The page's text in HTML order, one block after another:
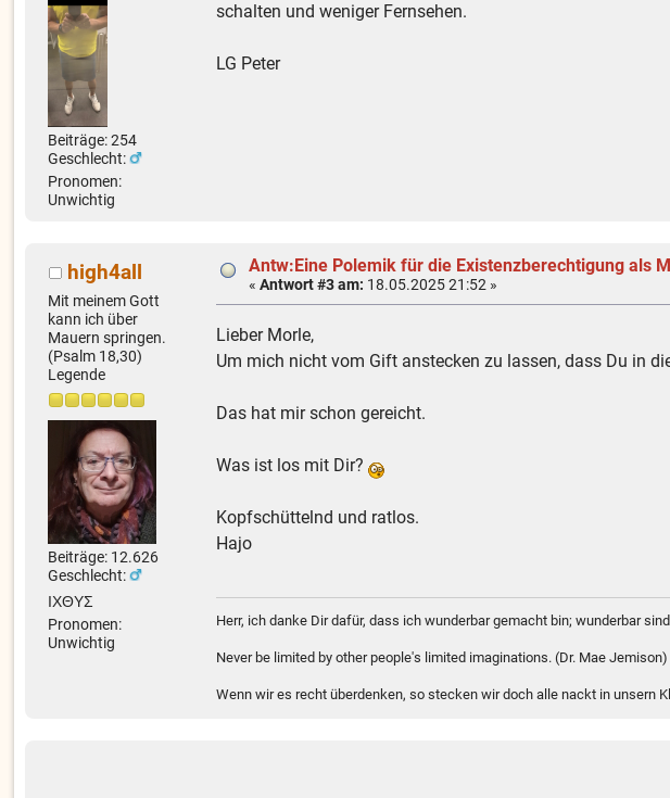
Beiträge: 254
Geschlecht:
Pronomen:
Unwichtig
schalten und weniger Fernsehen.
LG Peter
high4all
Mit meinem Gott
kann ich über
Mauern springen.
(Psalm 18,30)
Legende
Beiträge: 12.626
Geschlecht:
ΙΧΘΥΣ
Pronomen:
Unwichtig
Antw:Eine Polemik für die Existenzberechtigung als
«Antwort #3 am: 18.05.2025 21:52 »
Lieber Morle,
Um mich nicht vom Gift anstecken zu lassen, dass Du in
Das hat mir schon gereicht.
Was ist los mit Dir?
Kopfschüttelnd und ratlos.
Hajo
Herr, ich danke Dir dafür, dass ich wunderbar gemacht bin; wunderbar
Never be limited by other people's limited imaginations. (Dr. Mae Jemison)
Wenn wir es recht überdenken, so stecken wir doch alle nackt in unsern